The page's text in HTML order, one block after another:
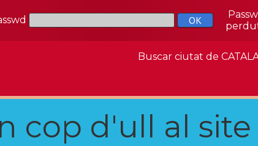
Buscar ciutat de
cop d'ull al site